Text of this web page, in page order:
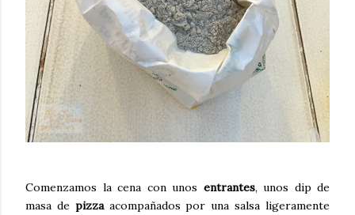
Comenzamos la cena con unos entrantes, unos dip de
masa de pizzaacompañados por una salsa ligeramente